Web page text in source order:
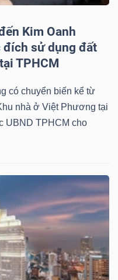
Kim Oanh
đích sử dụng đất
TPHCM
có chuyển biến kể từ
nhà ở Việt Phương tại
UBND TPHCM cho